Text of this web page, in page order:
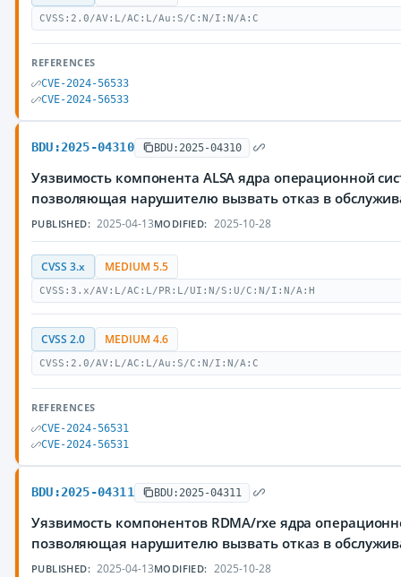
CVSS:2.0/AV:L/AC:L/Au:S/C:N/I:N/A:C
REFERENCES
CVE-2024-56533
CVE-2024-56533
BDU:2025-04310 BDU:2025-04310
Уязвимость компонента ALSA ядра операционной
позволяющая нарушителю вызвать отказ в
PUBLISHED: 2025-04-13MODIFIED: 2025-10-28
CVSS 3.x MEDIUM 5.5
CVSS:3.x/AV:L/AC:L/PR:L/UI:N/S:U/C:N/I:N/A:H
CVSS 2.0 MEDIUM 4.6
CVSS:2.0/AV:L/AC:L/Au:S/C:N/I:N/A:C
REFERENCES
CVE-2024-56531
CVE-2024-56531
BDU:2025-04311 BDU:2025-04311
Уязвимость компонентов RDMA/rxe ядра
позволяющая нарушителю вызвать отказ в
PUBLISHED: 2025-04-13MODIFIED: 2025-10-28